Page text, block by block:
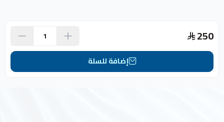
250
إضافة للسلة